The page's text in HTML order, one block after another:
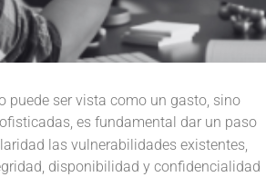
puede ser vista como un gasto, sino
es fundamental dar un paso
las vulnerabilidades existentes,
disponibilidad y confidencialidad